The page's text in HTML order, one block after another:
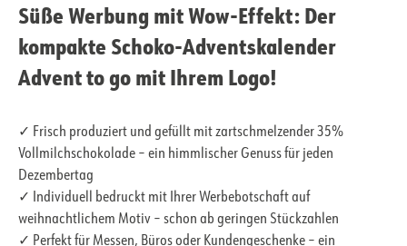
Süße Werbung mit Wow-Effekt: Der
kompakte Schoko-Adventskalender
Advent to go mit Ihrem Logo!
✓ Frisch produziert und gefüllt mit zartschmelzender 35%
Vollmilchschokolade – ein himmlischer Genuss für jeden
Dezembertag
✓ Individuell bedruckt mit Ihrer Werbebotschaft auf
weihnachtlichem Motiv – schon ab geringen Stückzahlen
✓ Perfekt für Messen, Büros oder Kundengeschenke – ein